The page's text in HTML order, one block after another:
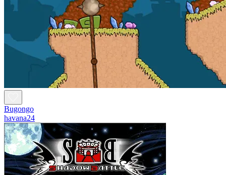
Bugongo
havana24